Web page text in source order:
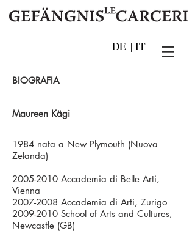
IT
|
DE
BIOGRAFIA
Maureen Kägi
1984 nata a New Plymouth (Nuova
Zelanda)
2005-2010 Accademia di Belle Arti,
Vienna
2007-2008 Accademia di Arti, Zurigo
2009-2010 School of Arts and Cultures,
Newcastle (GB)